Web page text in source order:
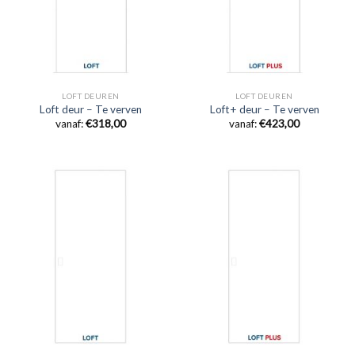
LOFT DEUREN
Loft deur – Te verven
vanaf:€318,00
LOFT DEUREN
Loft+ deur – Te verven
vanaf:€423,00